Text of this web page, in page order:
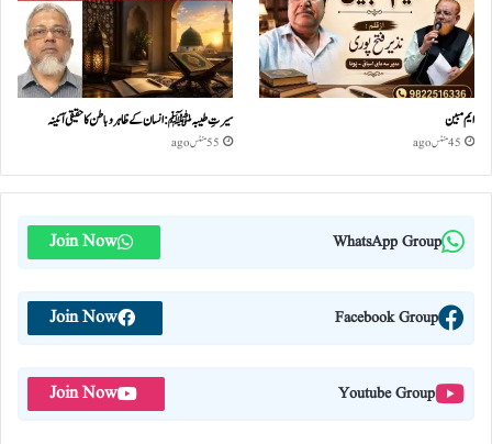
ایم مبین
45 منٹس ago
سیرتِ طیبہﷺ: انسان کے ظاہر و باطن کا حقیقی آئینہ
55 منٹس ago
WhatsApp Group
Join Now
Facebook Group
Join Now
Youtube Group
Join Now